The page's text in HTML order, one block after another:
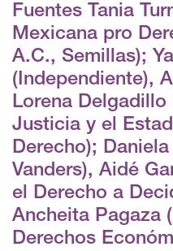
Fuentes Tania
Mexicana pro
A.C., Semillas);
(Independiente),
Lorena Delgadillo
Justicia y el
Derecho);
Vanders), Aidé
el Derecho a
Ancheita Pagaza
Derechos